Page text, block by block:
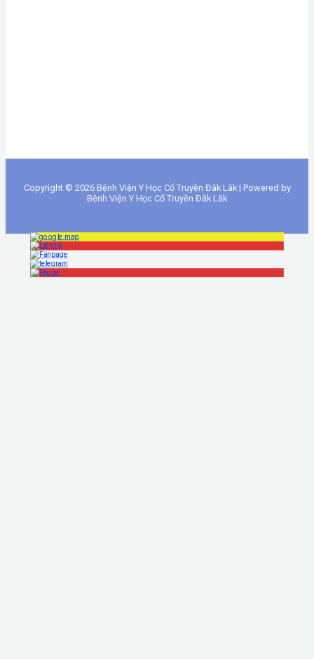
Copyright © 2026 Bệnh Viện Y Học Cổ Truyền Đăk Lăk | Powered by
Bệnh Viện Y Học Cổ Truyền Đăk Lăk